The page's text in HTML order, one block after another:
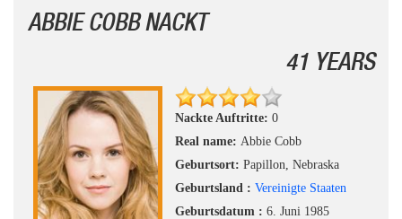
ABBIE COBB NACKT
41 YEARS
Nackte Auftritte: 0
Real name: Abbie Cobb
Geburtsort: Papillon, Nebraska
Geburtsland : Vereinigte Staaten
Geburtsdatum : 6. Juni 1985